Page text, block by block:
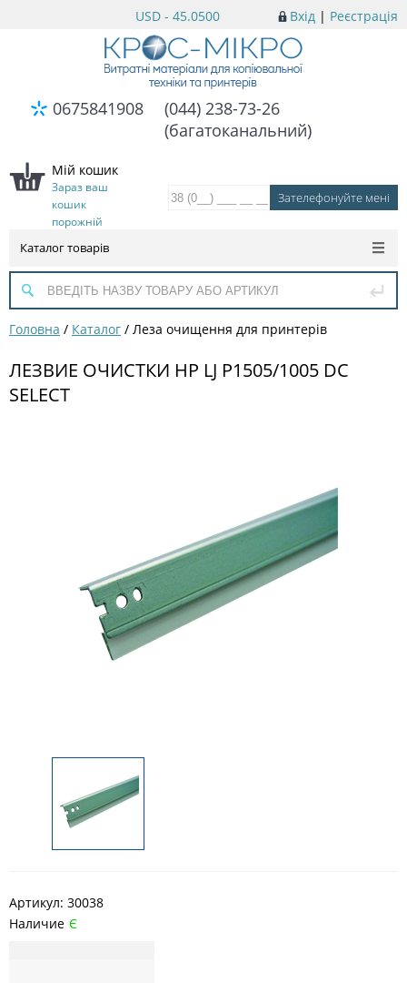
Вхід | Реєстрація
USD - 45.0500
0675841908
(044) 238-73-26
(багатоканальний)
Мій кошик
Зараз ваш
кошик
порожній
Каталог товарів
Головна / Каталог / Леза очищення для принтерів
ЛЕЗВИЕ ОЧИСТКИ HP LJ P1505/1005 DC
SELECT
Артикул: 30038
Наличие Є